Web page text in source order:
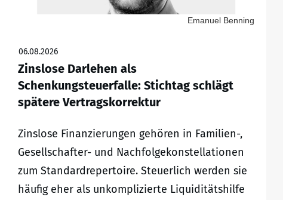
Emanuel Benning
06.08.2026
Zinslose Darlehen als
Schenkungsteuerfalle: Stichtag schlägt
spätere Vertragskorrektur
Zinslose Finanzierungen gehören in Familien-,
Gesellschafter- und Nachfolgekonstellationen
zum Standardrepertoire. Steuerlich werden sie
häufig eher als unkomplizierte Liquiditätshilfe